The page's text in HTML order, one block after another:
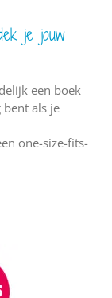
je jouw
een boek
bent als je
one-size-fits-